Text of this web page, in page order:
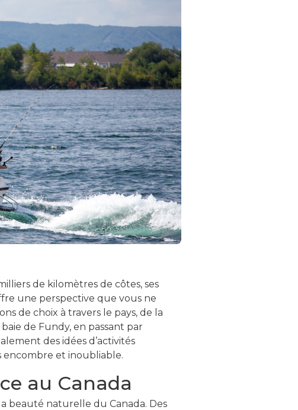
de kilomètres de côtes, ses
une perspective que vous ne
de choix à travers le pays, de la
de Fundy, en passant par
des idées d’activités
encombre et inoubliable.
au Canada
beauté naturelle du Canada. Des